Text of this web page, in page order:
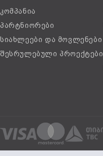
კომპანია
პარტნიორები
სიახლეები და მოვლენები
შესრულებული პროექტები